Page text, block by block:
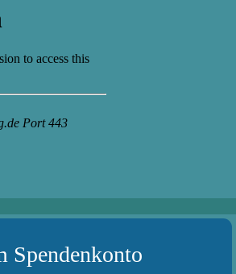
Spendenkonto